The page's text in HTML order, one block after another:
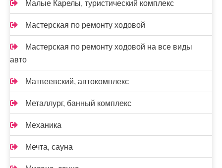
Малые Карелы, туристический комплекс
Мастерская по ремонту ходовой
Мастерская по ремонту ходовой на все виды
авто
Матвеевский, автокомплекс
Металлург, банный комплекс
Механика
Мечта, сауна